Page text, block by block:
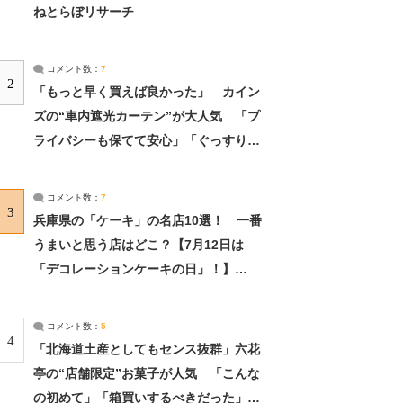
ねとらぼリサーチ
2
コメント数： 7
「もっと早く買えば良かった」 カイン
ズの“車内遮光カーテン”が大人気 「プ
ライバシーも保てて安心」「ぐっすり眠
3
コメント数： 7
兵庫県の「ケーキ」の名店10選！ 一番
うまいと思う店はどこ？【7月12日は
「デコレーションケーキの日」！】
4
コメント数： 5
「北海道土産としてもセンス抜群」六花
亭の“店舗限定”お菓子が人気 「こんな
の初めて」「箱買いするべきだった」